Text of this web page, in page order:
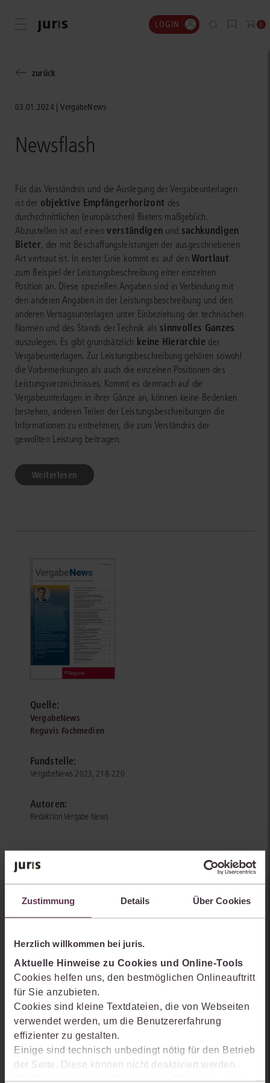
Zustimmung Details Über Cookies
Herzlich willkommen bei juris.
Aktuelle Hinweise zu Cookies und Online-Tools
Cookies helfen uns, den bestmöglichen Onlineauftritt
für Sie anzubieten.
Cookies sind kleine Textdateien, die von Webseiten
verwendet werden, um die Benutzererfahrung
effizienter zu gestalten.
Einige sind technisch unbedingt nötig für den Betrieb
der Seite. Diese können nicht deaktiviert werden.
Der Verwendung von Cookies, die Marketing- oder
Menü öffnen LOGIN 0
zurück
03.01.2024 VergabeNews
Newsflash
Für das Verständnis und die Auslegung der Vergabeunterlagen
ist der objektive Empfängerhorizont des
durchschnittlichen (europäischen) Bieters maßgeblich.
Abzustellen ist auf einenverständigen und sachkundigen
Bieter , der mit Beschaffungsleistungen der ausgeschriebenen
Art vertraut ist. In erster Linie kommt es auf denWortlaut
zum Beispiel der Leistungsbeschreibung einer einzelnen
Position an. Diese speziellen Angaben sind in Verbindung mit
den anderen Angaben in der Leistungsbeschreibung und den
anderen Vertragsunterlagen unter Einbeziehung der technischen
Normen und des Stands der Technik als sinnvolles Ganzes
auszulegen. Es gibt grundsätzlich keine Hierarchie der
Vergabeunterlagen. Zur Leistungsbeschreibung gehören sowohl
die Vorbemerkungen als auch die einzelnen Positionen des
Leistungsverzeichnisses. Kommt es demnach auf die
Vergabeunterlagen in ihrer Gänze an, können keine Bedenken
bestehen, anderen Teilen der Leistungsbeschreibungen die
Informationen zu entnehmen, die zum Verständnis der
gewollten Leistung beitragen.
Weiterlesen
Quelle:
VergabeNews
Reguvis Fachmedien
Fundstelle:
VergabeNews 2023, 218-220
Autoren:
Redaktion Vergabe News
Sie kennen juris noch nicht?
Praxiswissensmanagement der Zukunft gestaltet, welche
Möglichkeiten Ihnen das juris Portal bietet und wie mit juris Ihre
Arbeitsprozesse einfacher und effizienter werden.